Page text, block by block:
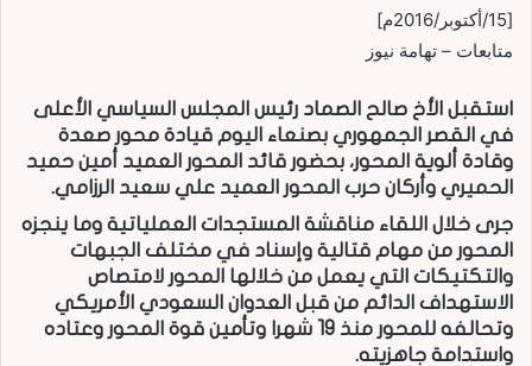
[15/أكتوبر/2016م]
متابعات – تهامة نيوز
استقبل الأخ صالح الصماد رئيس المجلس السياسي الأعلى
في القصر الجمهوري بصنعاء اليوم قيادة محور صعدة
وقادة ألوية المحور، بحضور قائد المحور العميد أمين حميد
الحميري وأركان حرب المحور العميد علي سعيد الرزامي.
جرى خلال اللقاء مناقشة المستجدات العملياتية وما ينجزه
المحور من مهام قتالية وإسناد في مختلف الجبهات
والتكتيكات التي يعمل من خلالها المحور لامتصاص
الاستهداف الدائم من قبل العدوان السعودي الأمريكي
وتحالفه للمحور منذ 19 شهرا وتأمين قوة المحور وعتاده
واستدامة جاهزيته.